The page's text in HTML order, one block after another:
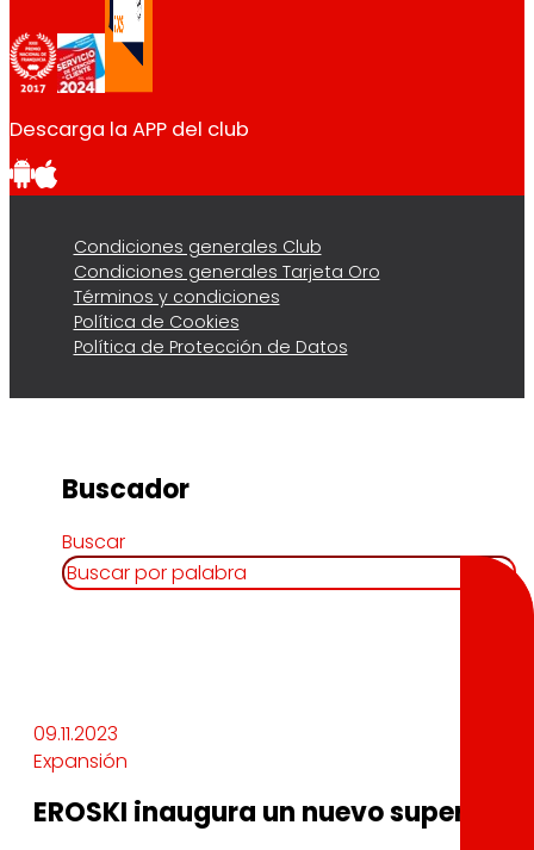
Descarga la APP del club
Condiciones generales Club
Condiciones generales Tarjeta Oro
Términos y condiciones
Política de Cookies
Política de Protección de Datos
Buscador
Buscar
09.11.2023
Expansión
EROSKI inaugura un nuevo